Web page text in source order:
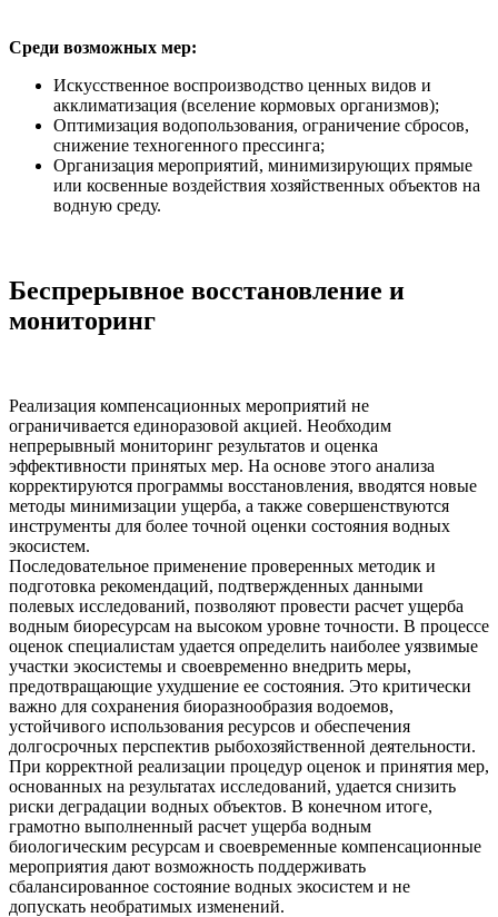
Среди возможных мер:
Искусственное воспроизводство ценных видов и
акклиматизация (вселение кормовых организмов);
Оптимизация водопользования, ограничение сбросов,
снижение техногенного прессинга;
Организация мероприятий, минимизирующих прямые
или косвенные воздействия хозяйственных объектов на
водную среду.
Беспрерывное восстановление и
мониторинг
Реализация компенсационных мероприятий не
ограничивается единоразовой акцией. Необходим
непрерывный мониторинг результатов и оценка
эффективности принятых мер. На основе этого анализа
корректируются программы восстановления, вводятся новые
методы минимизации ущерба, а также совершенствуются
инструменты для более точной оценки состояния водных
экосистем.
Последовательное применение проверенных методик и
подготовка рекомендаций, подтвержденных данными
полевых исследований, позволяют провести расчет ущерба
водным биоресурсам на высоком уровне точности. В процессе
оценок специалистам удается определить наиболее уязвимые
участки экосистемы и своевременно внедрить меры,
предотвращающие ухудшение ее состояния. Это критически
важно для сохранения биоразнообразия водоемов,
устойчивого использования ресурсов и обеспечения
долгосрочных перспектив рыбохозяйственной деятельности.
При корректной реализации процедур оценок и принятия мер,
основанных на результатах исследований, удается снизить
риски деградации водных объектов. В конечном итоге,
грамотно выполненный расчет ущерба водным
биологическим ресурсам и своевременные компенсационные
мероприятия дают возможность поддерживать
сбалансированное состояние водных экосистем и не
допускать необратимых изменений.